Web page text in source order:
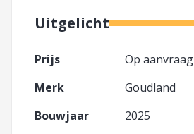
Uitgelicht
Prijs
Op aanvraag
Merk
Goudland
Bouwjaar
2025